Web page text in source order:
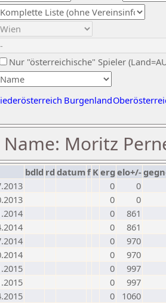
Nur "österreichische" Spieler
Burgenland
Name: Moritz
bdld rd datumf Kerg elo+/-
0
0
0
0
0
861
0
861
0
970
0
970
0
997
0
997
0
1060